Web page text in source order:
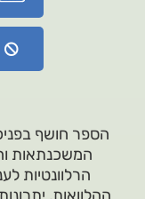
הספר חושף
המשכנתאות
הרלוונטיות